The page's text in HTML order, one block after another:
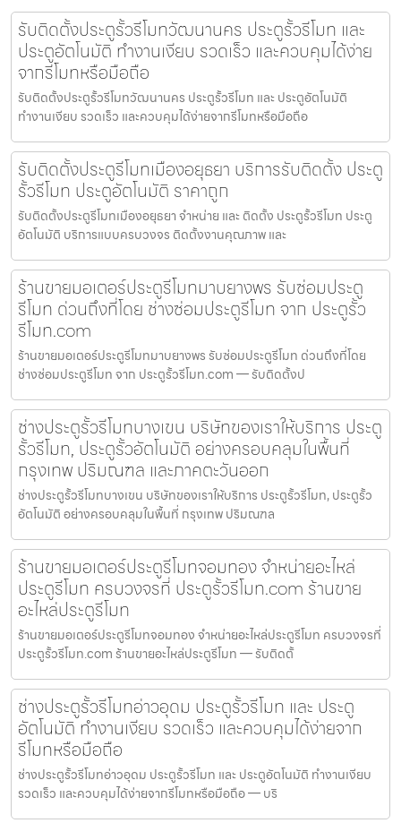
รับติดตั้งประตูรั้วรีโมทวัฒนานคร ประตูรั้วรีโมท และ
ประตูอัตโนมัติ ทำงานเงียบ รวดเร็ว และควบคุมได้ง่าย
จากรีโมทหรือมือถือ
รับติดตั้งประตูรั้วรีโมทวัฒนานคร ประตูรั้วรีโมท และ ประตูอัตโนมัติ
ทำงานเงียบ รวดเร็ว และควบคุมได้ง่ายจากรีโมทหรือมือถือ
รับติดตั้งประตูรีโมทเมืองอยุธยา บริการรับติดตั้ง ประตู
รั้วรีโมท ประตูอัตโนมัติ ราคาถูก
รับติดตั้งประตูรีโมทเมืองอยุธยา จำหน่าย และ ติดตั้ง ประตูรั้วรีโมท ประตู
อัตโนมัติ บริการแบบครบวงจร ติดตั้งงานคุณภาพ และ
ร้านขายมอเตอร์ประตูรีโมทมาบยางพร รับซ่อมประตู
รีโมท ด่วนถึงที่โดย ช่างซ่อมประตูรีโมท จาก ประตูรั้ว
รีโมท.com
ร้านขายมอเตอร์ประตูรีโมทมาบยางพร รับซ่อมประตูรีโมท ด่วนถึงที่โดย
ช่างซ่อมประตูรีโมท จาก ประตูรั้วรีโมท.com — รับติดตั้งป
ช่างประตูรั้วรีโมทบางเขน บริษัทของเราให้บริการ ประตู
รั้วรีโมท, ประตูรั้วอัตโนมัติ อย่างครอบคลุมในพื้นที่
กรุงเทพ ปริมณฑล และภาคตะวันออก
ช่างประตูรั้วรีโมทบางเขน บริษัทของเราให้บริการ ประตูรั้วรีโมท, ประตูรั้ว
อัตโนมัติ อย่างครอบคลุมในพื้นที่ กรุงเทพ ปริมณฑล
ร้านขายมอเตอร์ประตูรีโมทจอมทอง จำหน่ายอะไหล่
ประตูรีโมท ครบวงจรที่ ประตูรั้วรีโมท.com ร้านขาย
อะไหล่ประตูรีโมท
ร้านขายมอเตอร์ประตูรีโมทจอมทอง จำหน่ายอะไหล่ประตูรีโมท ครบวงจรที่
ประตูรั้วรีโมท.com ร้านขายอะไหล่ประตูรีโมท — รับติดตั้
ช่างประตูรั้วรีโมทอ่าวอุดม ประตูรั้วรีโมท และ ประตู
อัตโนมัติ ทำงานเงียบ รวดเร็ว และควบคุมได้ง่ายจาก
รีโมทหรือมือถือ
ช่างประตูรั้วรีโมทอ่าวอุดม ประตูรั้วรีโมท และ ประตูอัตโนมัติ ทำงานเงียบ
รวดเร็ว และควบคุมได้ง่ายจากรีโมทหรือมือถือ — บริ